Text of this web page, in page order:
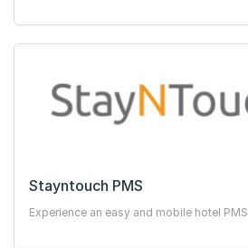
Stayntouch PMS
Experience an easy and mobile hotel PMS